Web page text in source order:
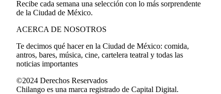
Recibe cada semana una selección con lo más sorprendente
de la Ciudad de México.
ACERCA DE NOSOTROS
Te decimos qué hacer en la Ciudad de México: comida,
antros, bares, música, cine, cartelera teatral y todas las
noticias importantes
©2024 Derechos Reservados
Chilango es una marca registrado de Capital Digital.